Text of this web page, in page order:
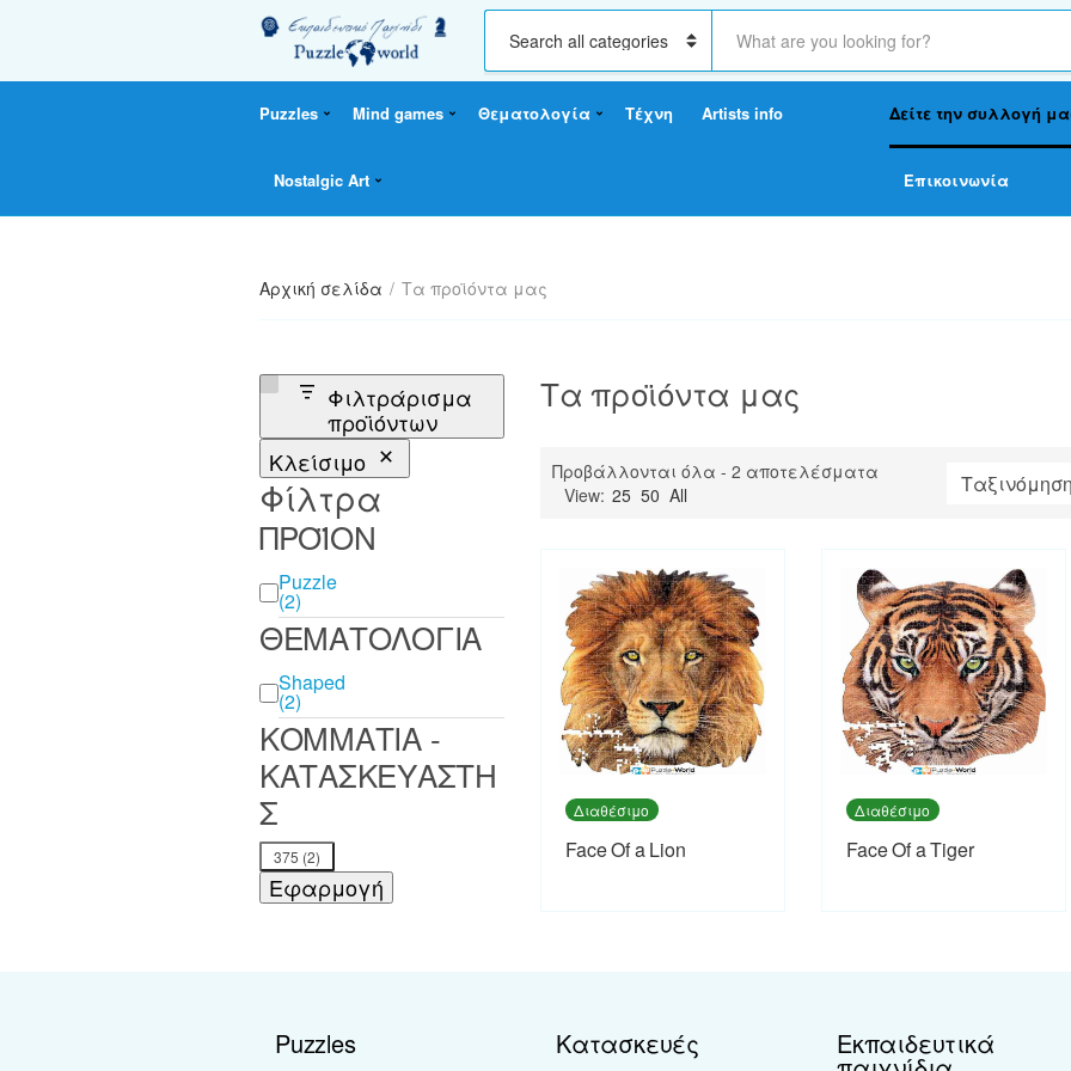
a
t
e
y
m
S
a
c
x
Puzzles Mind games Θεματολογία Τέχνη Artists info
Nostalgic Art
Δείτε την συλλογή
Επικοινωνία
Αρχική σελίδα / Τα προϊόντα μας
Τα προϊόντα μας
Προβάλλονται όλα - 2 αποτελέσματα
View: 25 50 All
Διαθέσιμο
Face Of a Lion
Διαθέσιμο
Face Of a Tiger
Φιλτράρισμα
προϊόντων
Κλείσιμο
Φίλτρα
ΠΡΟΪΟΝ
ΠΡΟΪΟΝ
Puzzle
(2)
ΘΕΜΑΤΟΛΟΓΙΑ
ΘΕΜΑΤΟΛΟΓΙΑ
Shaped
(2)
ΚΟΜΜΑΤΙΑ -
ΚΑΤΑΣΚΕΥΑΣΤΗ
Σ
ΚΟΜΜΑΤΙΑ -
ΚΑΤΑΣΚΕΥΑΣΤΗΣ
375
Εφαρμογή
Puzzles Κατασκευές Εκπαιδευτικά